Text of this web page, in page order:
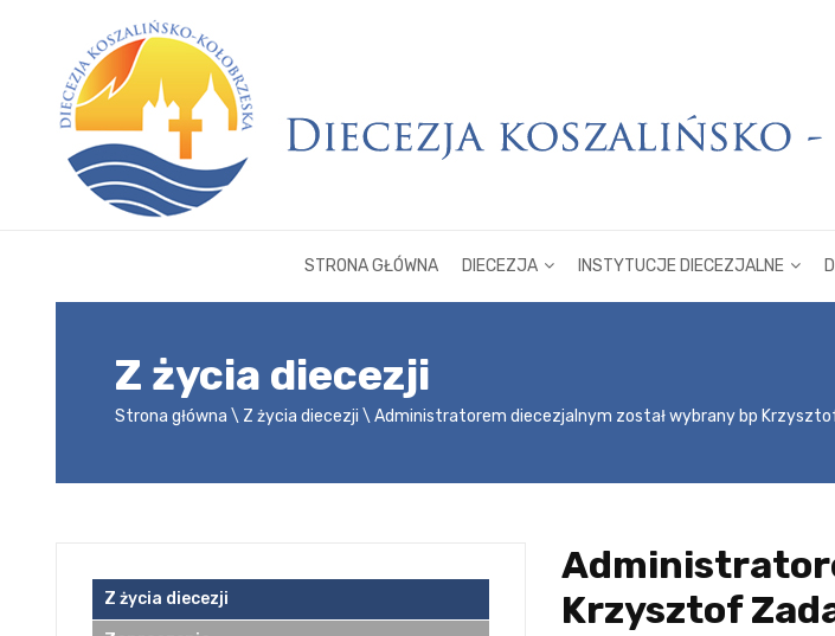
STRONA GŁÓWNA DIECEZJA INSTYTUCJE DIECEZJALNE
Z życia diecezji
Strona główna Z życia diecezji Administratorem diecezjalnym został wybrany bp
Krzysztof
Z życia diecezji